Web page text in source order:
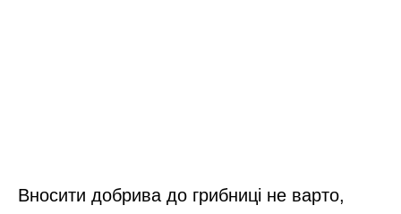
Вносити добрива до грибниці не варто,